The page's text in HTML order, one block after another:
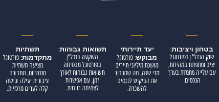
בטחון ויציבות:
שוק הנדל"ן בפורטוגל
יציב ומתפתח במהירות,
עם עלייה מתמדת בערך
הנכסים.
יעד תיירותי
מבוקש: פורטוגל
מושכת מיליוני תיירים
מדי שנה, מה שמגביר
את הביקוש לנכסים
להשכרה.
תשואות גבוהות:
השקעה בנדל"ן
בפורטוגל מבטיחה
תשואות גבוהות לאורך
זמן, עם אפשרות
לצמיחה רווחית.
תשתיות
מתקדמות: פורטוגל
מציעה תשתיות
מודרניות, תחבורה
ציבורית יעילה וגישה
קלה לערים מרכזיות.